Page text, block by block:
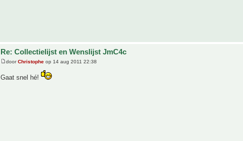
Re: Collectielijst en Wenslijst JmC4c
doorChristophe op 14 aug 2011 22:38
Gaat snel hé!